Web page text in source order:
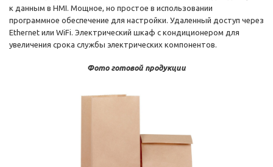
к данным в HMI. Мощное, но простое в использовании
программное обеспечение для настройки. Удаленный доступ через
Ethernet или WiFi. Электрический шкаф с кондиционером для
увеличения срока службы электрических компонентов.
Фото готовой продукции